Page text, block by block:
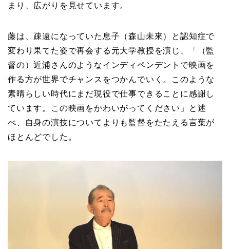
まり、広がりを見せています。
藤は、疎遠になっていた息子（森山未來）と認知症で
変わり果てた姿で再会する元大学教授を演じ、「（監
督の）近浦さんのようなインディペンデントで映画を
作る方が世界でチャンスをつかんでいく。このような
素晴らしい時代にまだ現役で仕事できることに感謝し
ています。この映画をかわいがってください」と述
べ、自身の演技についてよりも監督をたたえる言葉が
ほとんどでした。